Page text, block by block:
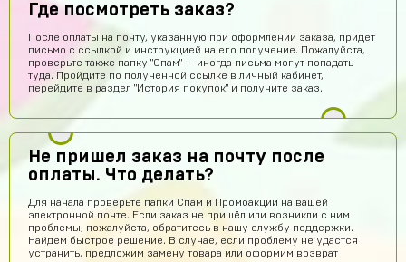
Где посмотреть заказ?
После оплаты на почту, указанную при оформлении заказа, придет
письмо с ссылкой и инструкцией на его получение. Пожалуйста,
проверьте также папку "Спам" — иногда письма могут попадать
туда. Пройдите по полученной ссылке в личный кабинет,
перейдите в раздел "История покупок" и получите заказ.
Не пришел заказ на почту после
оплаты. Что делать?
Для начала проверьте папки Спам и Промоакции на вашей
электронной почте. Если заказ не пришёл или возникли с ним
проблемы, пожалуйста, обратитесь в нашу службу поддержки.
Найдем быстрое решение. В случае, если проблему не удастся
устранить, предложим замену товара или оформим возврат
Top
Игорь Богданович 14 часов назад
Збс, не обман👌
Vladislav Vporyade
Timofei Fivtitwo
норм сайт
Сайт просто супер
Диана Щербетова 10 часов назад